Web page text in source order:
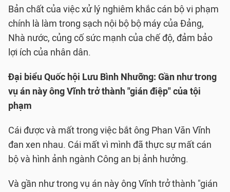
Bản chất của việc xử lý nghiêm khắc cán bộ vi phạm
chính là làm trong sạch nội bộ bộ máy của Đảng,
Nhà nước, củng cố sức mạnh của chế độ, đảm bảo
lợi ích của nhân dân.
Đại biểu Quốc hội Lưu Bình Nhưỡng: Gần như trong
vụ án này ông Vĩnh trở thành "gián điệp" của tội
phạm
Cái được và mất trong việc bắt ông Phan Văn Vĩnh
đan xen nhau. Cái mất vì mình đã thực sự mất cán
bộ và hình ảnh ngành Công an bị ảnh hưởng.
Và gần như trong vụ án này ông Vĩnh trở thành "gián